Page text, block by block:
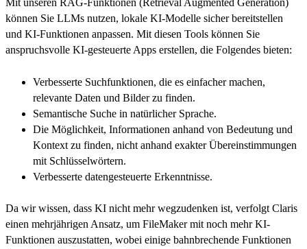
Mit unseren RAG-Funktionen (Retrieval Augmented Generation)
können Sie LLMs nutzen, lokale KI-Modelle sicher bereitstellen
und KI-Funktionen anpassen. Mit diesen Tools können Sie
anspruchsvolle KI-gesteuerte Apps erstellen, die Folgendes bieten:
Verbesserte Suchfunktionen, die es einfacher machen,
relevante Daten und Bilder zu finden.
Semantische Suche in natürlicher Sprache.
Die Möglichkeit, Informationen anhand von Bedeutung und
Kontext zu finden, nicht anhand exakter Übereinstimmungen
mit Schlüsselwörtern.
Verbesserte datengesteuerte Erkenntnisse.
Da wir wissen, dass KI nicht mehr wegzudenken ist, verfolgt Claris
einen mehrjährigen Ansatz, um FileMaker mit noch mehr KI-
Funktionen auszustatten, wobei einige bahnbrechende Funktionen